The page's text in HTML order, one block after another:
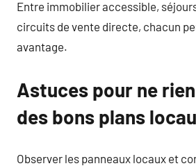
Entre immobilier accessible,
circuits de vente directe, chacun
avantage.
Astuces pour ne
des bons plans
Observer les panneaux locaux et